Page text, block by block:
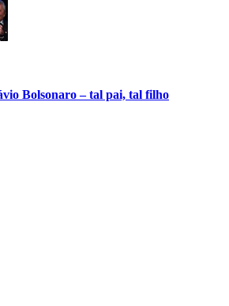
Bolsonaro – tal pai, tal filho